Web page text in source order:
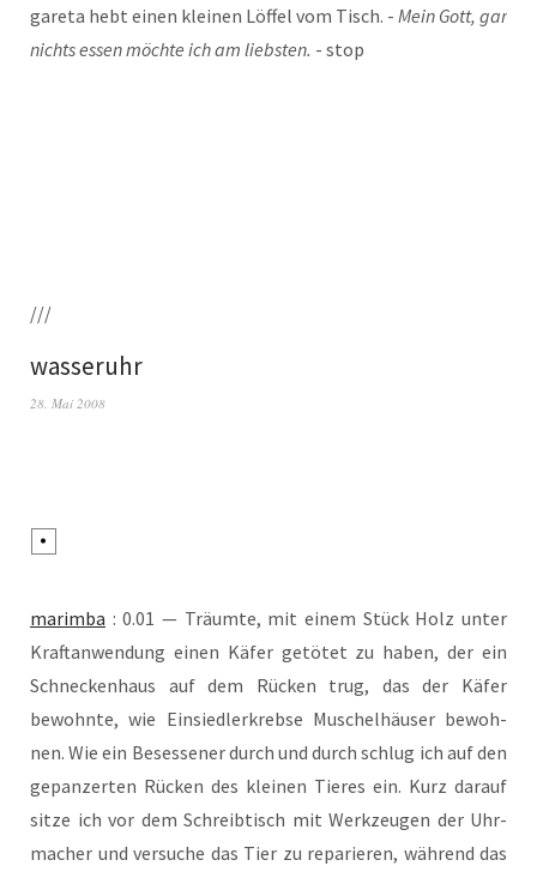
ga­re­ta hebt einen klei­nen Löf­fel vom Tisch. - Mein Gott, gar
nichts essen möch­te ich am liebs­ten. - stop
///
wasseruhr
28. Mai 2008
marim­ba : 0.01 — Träum­te, mit einem Stück Holz unter
Kraft­an­wen­dung einen Käfer getö­tet zu haben, der ein
Schne­cken­haus auf dem Rücken trug, das der Käfer
bewohn­te, wie Ein­sied­ler­kreb­se Muschel­häu­ser bewoh­
nen. Wie ein Beses­se­ner durch und durch schlug ich auf den
gepan­zer­ten Rücken des klei­nen Tie­res ein. Kurz dar­auf
sit­ze ich vor dem Schreib­tisch mit Werk­zeu­gen der Uhr­
ma­cher und ver­su­che das Tier zu repa­rie­ren, wäh­rend das